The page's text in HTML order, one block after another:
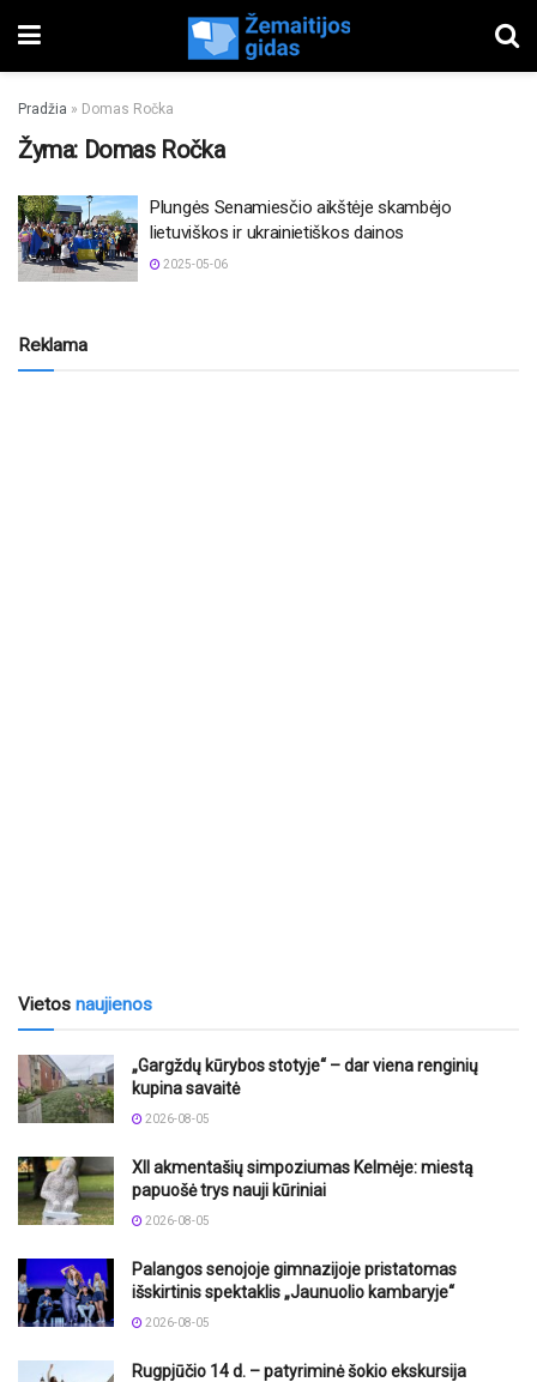
Pradžia » Domas Ročka
Žyma: Domas Ročka
Plungės Senamiesčio aikštėje skambėjo
lietuviškos ir ukrainietiškos dainos
2025-05-06
Reklama
Vietos naujienos
„Gargždų kūrybos stotyje“ – dar viena renginių
kupina savaitė
2026-08-05
XII akmentašių simpoziumas Kelmėje: miestą
papuošė trys nauji kūriniai
2026-08-05
Palangos senojoje gimnazijoje pristatomas
išskirtinis spektaklis „Jaunuolio kambaryje“
2026-08-05
Rugpjūčio 14 d. – patyriminė šokio ekskursija